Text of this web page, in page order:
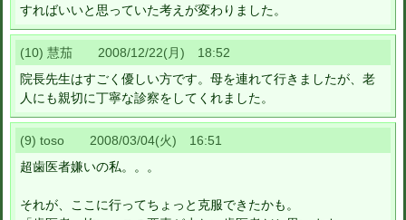
すればいいと思っていた考えが変わりました。
(10) 慧茄 2008/12/22(月) 18:52
院長先生はすごく優しい方です。母を連れて行きましたが、老
人にも親切に丁寧な診察をしてくれました。
(9) toso 2008/03/04(火) 16:51
超歯医者嫌いの私。。。
それが、ここに行ってちょっと克服できたかも。